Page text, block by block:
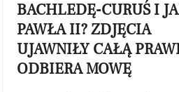
BACHLEDĘ-CURUŚ I
PAWŁA II? ZDJĘCIA
UJAWNIŁY CAŁĄ
ODBIERA MOWĘ